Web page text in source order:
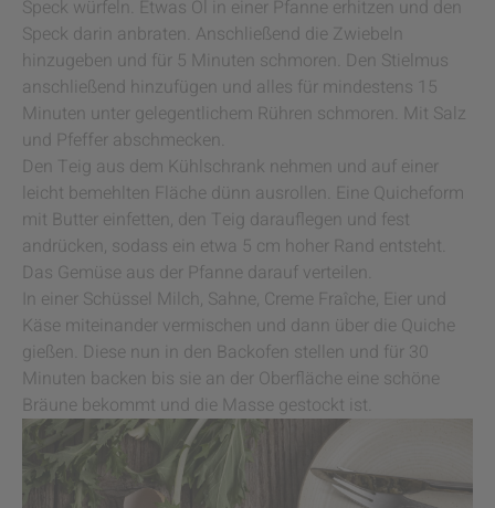
Speck würfeln. Etwas Öl in einer Pfanne erhitzen und den
Speck darin anbraten. Anschließend die Zwiebeln
hinzugeben und für 5 Minuten schmoren. Den Stielmus
anschließend hinzufügen und alles für mindestens 15
Minuten unter gelegentlichem Rühren schmoren. Mit Salz
und Pfeffer abschmecken.
Den Teig aus dem Kühlschrank nehmen und auf einer
leicht bemehlten Fläche dünn ausrollen. Eine Quicheform
mit Butter einfetten, den Teig darauflegen und fest
andrücken, sodass ein etwa 5 cm hoher Rand entsteht.
Das Gemüse aus der Pfanne darauf verteilen.
In einer Schüssel Milch, Sahne, Creme Fraîche, Eier und
Käse miteinander vermischen und dann über die Quiche
gießen. Diese nun in den Backofen stellen und für 30
Minuten backen bis sie an der Oberfläche eine schöne
Bräune bekommt und die Masse gestockt ist.